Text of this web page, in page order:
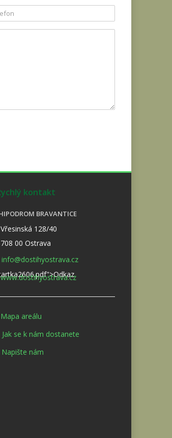
kontakt
BRAVANTICE
128/40
00 Ostrava
info@dostihyostrava.cz
www.dostihyostrava.cz
Mapa areálu
Jak se k nám dostanete
Napište nám